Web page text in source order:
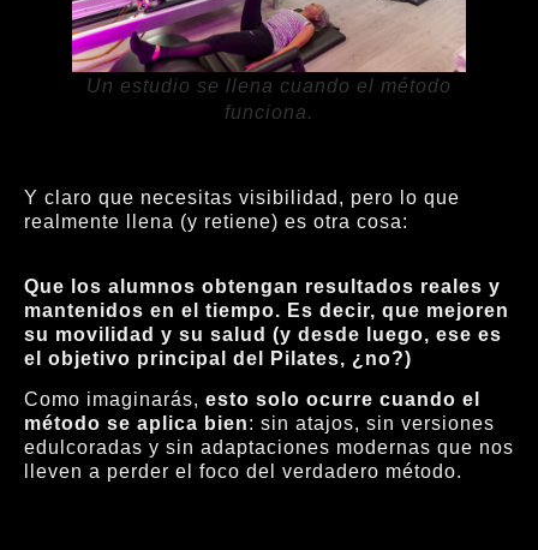
Un estudio se llena cuando el método
funciona.
Y claro que necesitas visibilidad, pero lo que
realmente llena (y retiene) es otra cosa:
Que los alumnos obtengan resultados reales y
mantenidos en el tiempo. Es decir, que mejoren
su movilidad y su salud (y desde luego, ese es
el objetivo principal del Pilates, ¿no?)
Como imaginarás, esto solo ocurre cuando el
método se aplica bien: sin atajos, sin versiones
edulcoradas y sin adaptaciones modernas que nos
lleven a perder el foco del verdadero método.